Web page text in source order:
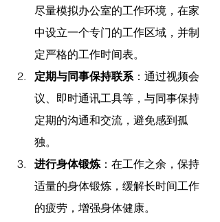
尽量模拟办公室的工作环境，在家
中设立一个专门的工作区域，并制
定严格的工作时间表。
定期与同事保持联系：通过视频会
议、即时通讯工具等，与同事保持
定期的沟通和交流，避免感到孤
独。
进行身体锻炼：在工作之余，保持
适量的身体锻炼，缓解长时间工作
的疲劳，增强身体健康。